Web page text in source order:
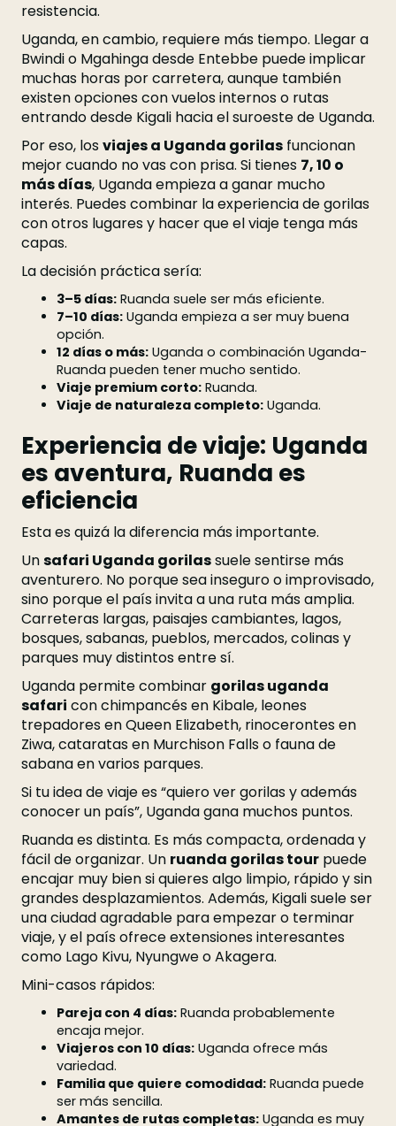
resistencia.
Uganda, en cambio, requiere más tiempo. Llegar a
Bwindi o Mgahinga desde Entebbe puede implicar
muchas horas por carretera, aunque también
existen opciones con vuelos internos o rutas
entrando desde Kigali hacia el suroeste de Uganda.
Por eso, losviajes a Uganda gorilas funcionan
mejor cuando no vas con prisa. Si tienes 7, 10 o
más días, Uganda empieza a ganar mucho
interés. Puedes combinar la experiencia de gorilas
con otros lugares y hacer que el viaje tenga más
capas.
La decisión práctica sería:
3–5 días: Ruanda suele ser más eficiente.
7–10 días: Uganda empieza a ser muy buena
opción.
12 días o más: Uganda o combinación Uganda-
Ruanda pueden tener mucho sentido.
Viaje premium corto: Ruanda.
Viaje de naturaleza completo: Uganda.
Experiencia de viaje: Uganda
es aventura, Ruanda es
eficiencia
Esta es quizá la diferencia más importante.
Unsafari Uganda gorilassuele sentirse más
aventurero. No porque sea inseguro o improvisado,
sino porque el país invita a una ruta más amplia.
Carreteras largas, paisajes cambiantes, lagos,
bosques, sabanas, pueblos, mercados, colinas y
parques muy distintos entre sí.
Uganda permite combinar gorilas uganda
safari con chimpancés en Kibale, leones
trepadores en Queen Elizabeth, rinocerontes en
Ziwa, cataratas en Murchison Falls o fauna de
sabana en varios parques.
Si tu idea de viaje es “quiero ver gorilas y además
conocer un país”, Uganda gana muchos puntos.
Ruanda es distinta. Es más compacta, ordenada y
fácil de organizar. Un ruanda gorilas tour puede
encajar muy bien si quieres algo limpio, rápido y sin
grandes desplazamientos. Además, Kigali suele ser
una ciudad agradable para empezar o terminar
viaje, y el país ofrece extensiones interesantes
como Lago Kivu, Nyungwe o Akagera.
Mini-casos rápidos:
Pareja con 4 días: Ruanda probablemente
encaja mejor.
Viajeros con 10 días: Uganda ofrece más
variedad.
Familia que quiere comodidad: Ruanda puede
ser más sencilla.
Amantes de rutas completas: Uganda es muy